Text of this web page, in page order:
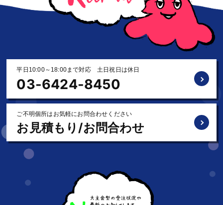
平日10:00～18:00まで対応 土日祝日は休日
03-6424-8450
ご不明個所はお気軽にお問合わせください
お見積もり/お問合わせ